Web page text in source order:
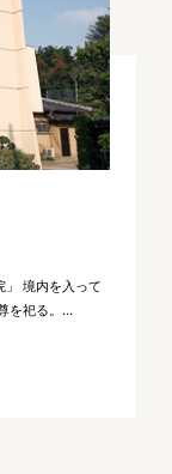
境内を入って
を祀る。...